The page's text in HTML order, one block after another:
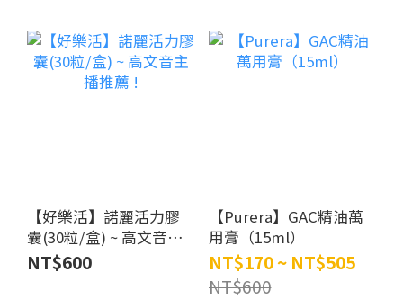
【好樂活】諾麗活力膠
囊(30粒/盒) ~ 高文音主
播推薦 !
NT$600
【Purera】GAC精油萬
用膏（15ml）
NT$170 ~ NT$505
NT$600